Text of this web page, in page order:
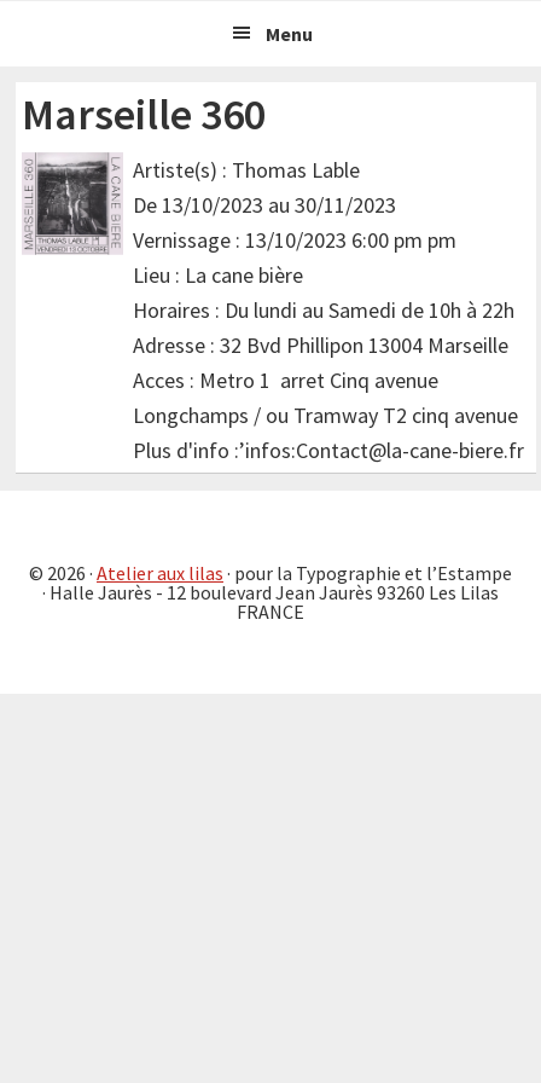
navigation
principale
principal
Menu
Marseille 360
Artiste(s) : Thomas Lable
De 13/10/2023 au 30/11/2023
Vernissage : 13/10/2023 6:00 pm pm
Lieu : La cane bière
Horaires : Du lundi au Samedi de 10h à 22h
Adresse : 32 Bvd Phillipon 13004 Marseille
Acces : Metro 1 arret Cinq avenue
Longchamps / ou Tramway T2 cinq avenue
Plus d'info :’infos:Contact@la-cane-biere.fr
© 2026 · Atelier aux lilas · pour la Typographie et l’Estampe
· Halle Jaurès - 12 boulevard Jean Jaurès 93260 Les Lilas
FRANCE